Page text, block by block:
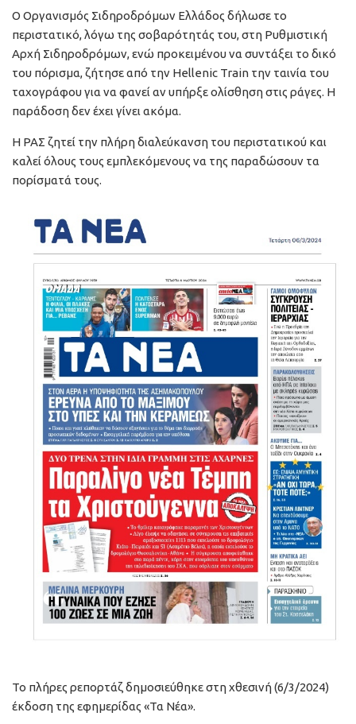
Ο Οργανισμός Σιδηροδρόμων Ελλάδος δήλωσε το
περιστατικό, λόγω της σοβαρότητάς του, στη Ρυθμιστική
Αρχή Σιδηροδρόμων, ενώ προκειμένου να συντάξει το δικό
του πόρισμα, ζήτησε από την Hellenic Train την ταινία του
ταχογράφου για να φανεί αν υπήρξε ολίσθηση στις ράγες. Η
παράδοση δεν έχει γίνει ακόμα.
Η ΡΑΣ ζητεί την πλήρη διαλεύκανση του περιστατικού και
καλεί όλους τους εμπλεκόμενους να της παραδώσουν τα
πορίσματά τους.
Το πλήρες ρεπορτάζ δημοσιεύθηκε στη χθεσινή (6/3/2024)
έκδοση της εφημερίδας «Τα Νέα».